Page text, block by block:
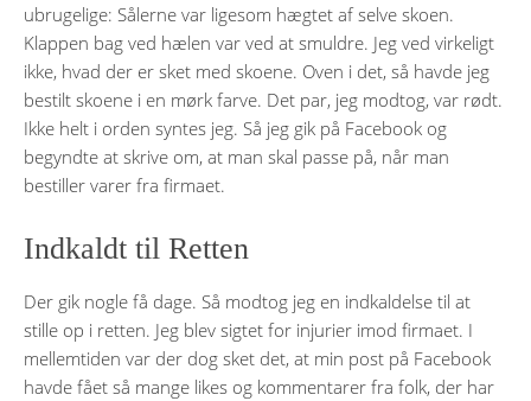
ubrugelige: Sålerne var ligesom hægtet af selve skoen.
Klappen bag ved hælen var ved at smuldre. Jeg ved virkeligt
ikke, hvad der er sket med skoene. Oven i det, så havde jeg
bestilt skoene i en mørk farve. Det par, jeg modtog, var rødt.
Ikke helt i orden syntes jeg. Så jeg gik på Facebook og
begyndte at skrive om, at man skal passe på, når man
bestiller varer fra firmaet.
Indkaldt til Retten
Der gik nogle få dage. Så modtog jeg en indkaldelse til at
stille op i retten. Jeg blev sigtet for injurier imod firmaet. I
mellemtiden var der dog sket det, at min post på Facebook
havde fået så mange likes og kommentarer fra folk, der har